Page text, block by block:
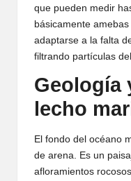
que pueden medir
básicamente
adaptarse a la falta
filtrando partículas
Geología
lecho
El fondo del océano
de arena. Es un
afloramientos